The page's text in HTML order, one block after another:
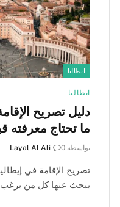
ايطاليا
ايطاليا
ما تحتاج معرفته
بواسطة Layal Al Ali 0
تصريح الإقامة في
يبحث عنها كل من يرغب